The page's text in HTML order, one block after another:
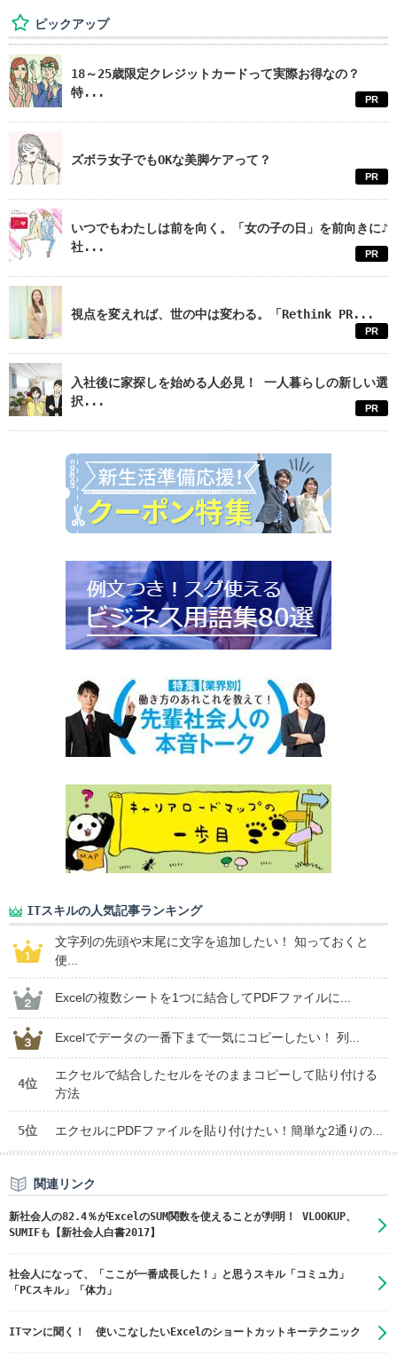
ピックアップ
18～25歳限定クレジットカードって実際お得なの？
特...
PR
ズボラ女子でもOKな美脚ケアって？
PR
いつでもわたしは前を向く。「女の子の日」を前向きに♪
社...
PR
視点を変えれば、世の中は変わる。「Rethink PR...
PR
入社後に家探しを始める人必見！ 一人暮らしの新しい選
択...
PR
ITスキルの人気記事ランキング
文字列の先頭や末尾に文字を追加したい！ 知っておくと
便...
Excelの複数シートを1つに結合してPDFファイルに...
Excelでデータの一番下まで一気にコピーしたい！ 列...
4位
エクセルで結合したセルをそのままコピーして貼り付ける
方法
5位 エクセルにPDFファイルを貼り付けたい！簡単な2通りの...
関連リンク
新社会人の82.4％がExcelのSUM関数を使えることが判明！ VLOOKUP、
SUMIFも【新社会人白書2017】
社会人になって、「ここが一番成長した！」と思うスキル「コミュ力」
「PCスキル」「体力」
ITマンに聞く！ 使いこなしたいExcelのショートカットキーテクニック